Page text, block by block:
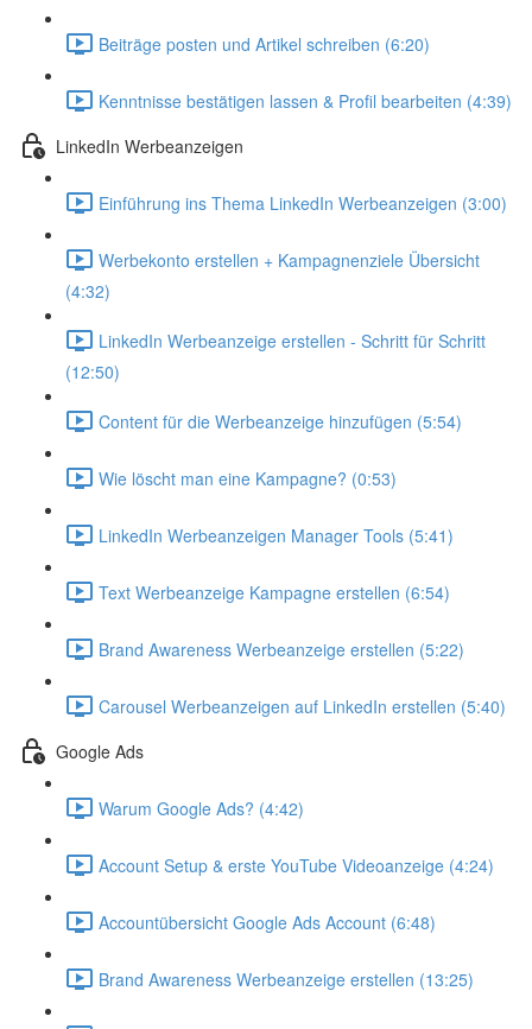
Beiträge posten und Artikel schreiben (6:20)
Kenntnisse bestätigen lassen & Profil bearbeiten (4:39)
LinkedIn Werbeanzeigen
Einführung ins Thema LinkedIn Werbeanzeigen (3:00)
Werbekonto erstellen + Kampagnenziele Übersicht
(4:32)
LinkedIn Werbeanzeige erstellen - Schritt für Schritt
(12:50)
Content für die Werbeanzeige hinzufügen (5:54)
Wie löscht man eine Kampagne? (0:53)
LinkedIn Werbeanzeigen Manager Tools (5:41)
Text Werbeanzeige Kampagne erstellen (6:54)
Brand Awareness Werbeanzeige erstellen (5:22)
Carousel Werbeanzeigen auf LinkedIn erstellen (5:40)
Google Ads
Warum Google Ads? (4:42)
Account Setup & erste YouTube Videoanzeige (4:24)
Accountübersicht Google Ads Account (6:48)
Brand Awareness Werbeanzeige erstellen (13:25)